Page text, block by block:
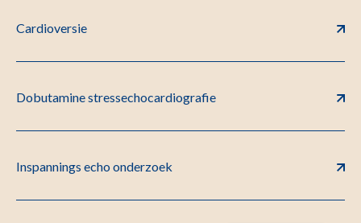
Cardioversie
Dobutamine stressechocardiografie
Inspannings echo onderzoek